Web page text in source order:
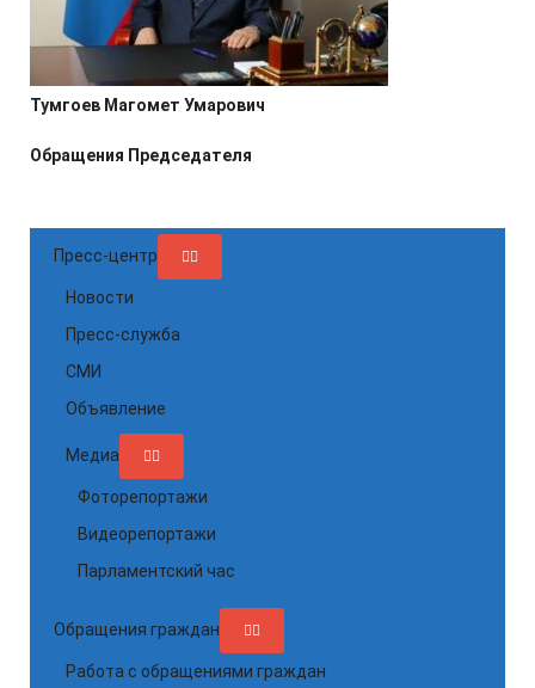
Тумгоев Магомет Умарович
Обращения Председателя
Пресс-центр
Новости
Пресс-служба
СМИ
Объявление
Медиа
Фоторепортажи
Видеорепортажи
Парламентский час
Обращения граждан
Работа с обращениями граждан